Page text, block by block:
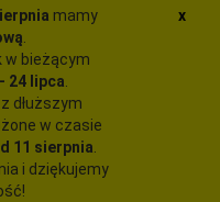
mamy
.
w bieżącym
24 lipca.
dłuższym
w czasie
11 sierpnia.
i dziękujemy
x